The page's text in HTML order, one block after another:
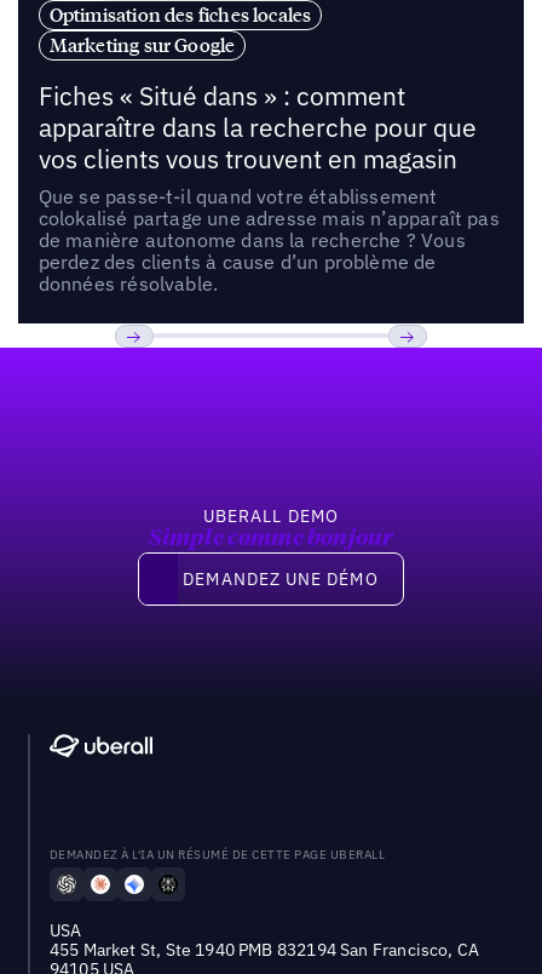
Optimisation des fiches locales
Marketing sur Google
Fiches « Situé dans » : comment
apparaître dans la recherche pour que
vos clients vous trouvent en magasin
Que se passe-t-il quand votre établissement
colokalisé partage une adresse mais n’apparaît pas
de manière autonome dans la recherche ? Vous
perdez des clients à cause d’un problème de
données résolvable.
UBERALL DEMO
Simple comme bonjour
Demandez une démo
DEMANDEZ UNE DÉMO
DEMANDEZ À L'IA UN RÉSUMÉ DE CETTE PAGE UBERALL
USA
455 Market St, Ste 1940 PMB 832194 San Francisco, CA
94105 USA